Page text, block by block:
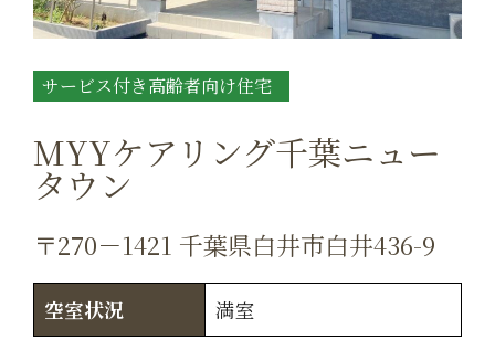
サービス付き高齢者向け住宅
MYYケアリング千葉ニュー
タウン
〒270－1421 千葉県白井市白井436-9
空室状況 満室